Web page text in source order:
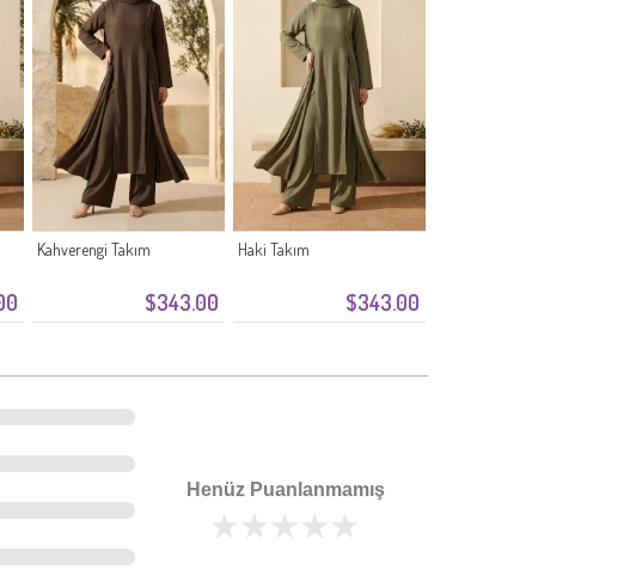
$343.00
Kahverengi Takım
$343.00
Haki Takım
Henüz Puanlanmamış